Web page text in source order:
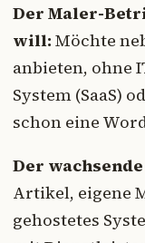
Der Maler-
will: Möchte
anbieten, ohne
System (SaaS)
schon eine
Der
Artikel, eigene
gehostetes